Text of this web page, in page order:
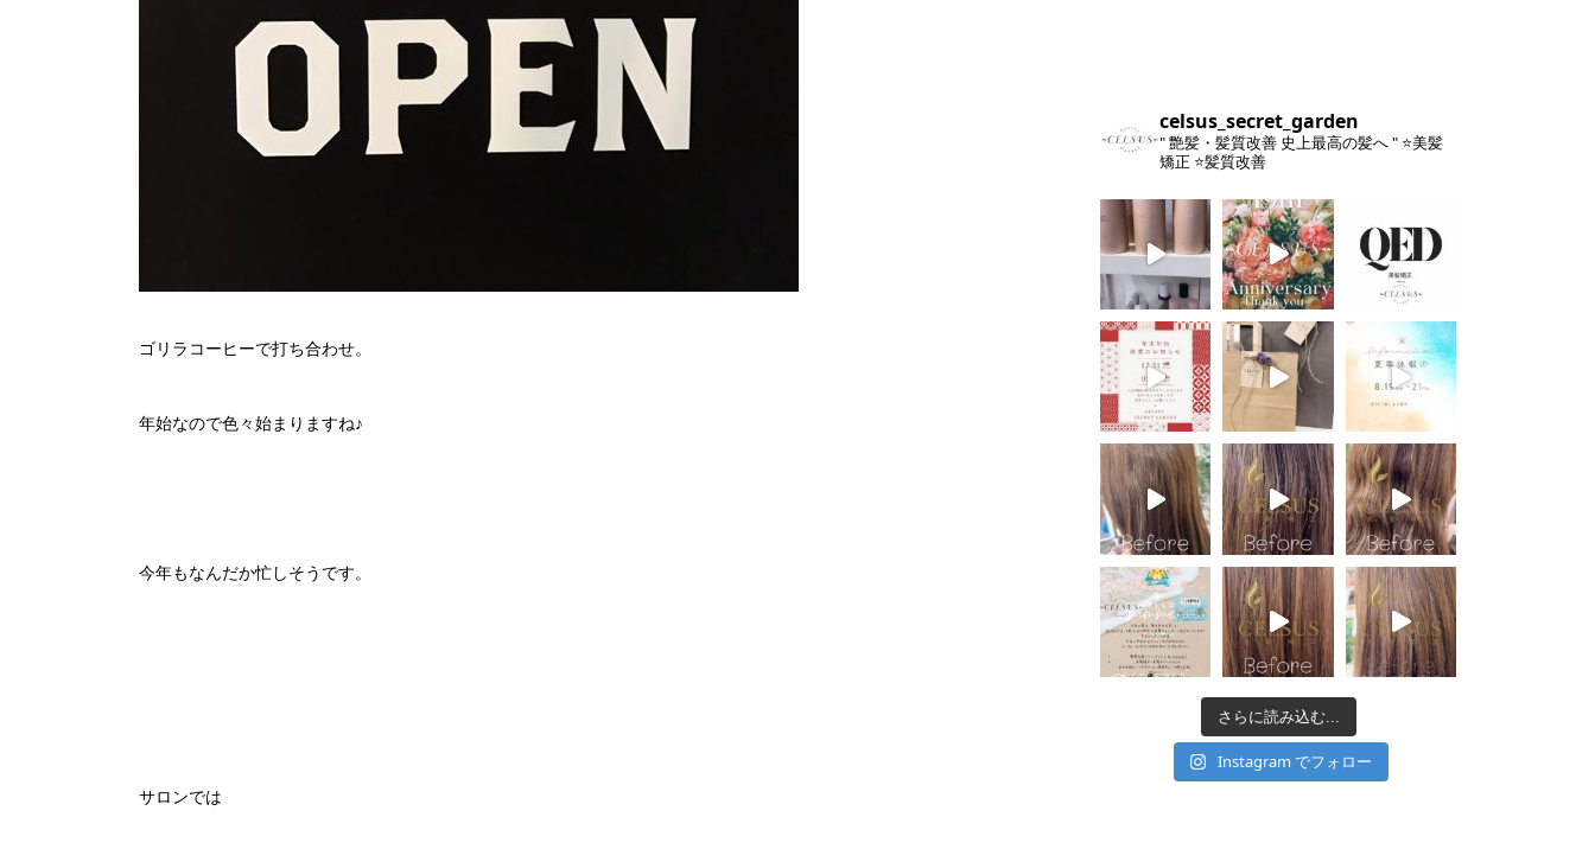
ゴリラコーヒーで打ち合わせ。
年始なので色々始まりますね♪
今年もなんだか忙しそうです。
サロンでは
celsus_secret_garden
" 艶髪・髪質改善 史上最高の髪へ " ⭐️美髪
矯正 ⭐️髪質改善
さらに読み込む...
Instagram でフォロー